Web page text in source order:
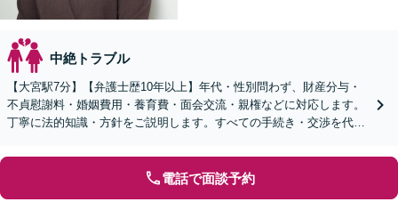
中絶トラブル
【大宮駅7分】【弁護士歴10年以上】年代・性別問わず、財産分与・
不貞慰謝料・婚姻費用・養育費・面会交流・親権などに対応します。
丁寧に法的知識・方針をご説明します。すべての手続き・交渉を代理
電話で面談予約